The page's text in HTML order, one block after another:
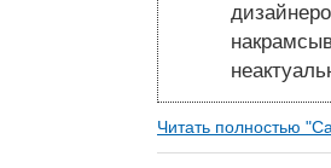
Читать полностью